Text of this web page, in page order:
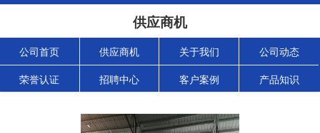
供应商机
公司首页 供应商机 关于我们 公司动态
荣誉认证 招聘中心 客户案例 产品知识